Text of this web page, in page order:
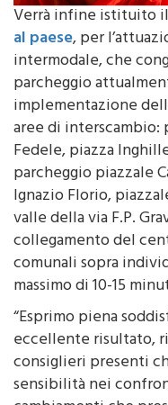
Verrà infine istituito
al paese, per
intermodale, che
parcheggio
implementazione
aree di interscambio:
Fedele, piazza
parcheggio piazzale
Ignazio Florio,
valle della via F.P.
collegamento del
comunali sopra
massimo di 10-15
“Esprimo piena
eccellente risultato,
consiglieri presenti
sensibilità nei